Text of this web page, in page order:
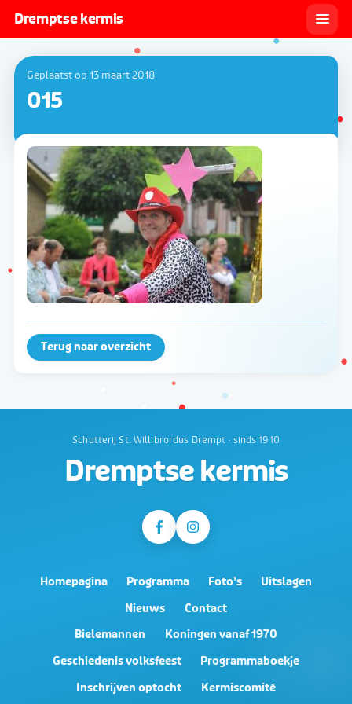
Dremptse kermis
Geplaatst op 13 maart 2018
015
Terug naar overzicht
Schutterij St. Willibrordus Drempt · sinds 1910
Dremptse kermis
Homepagina Programma Foto’s
Uitslagen
Nieuws
Contact
Bielemannen
Koningen vanaf 1970
Geschiedenis volksfeest
Programmaboekje
Inschrijven optocht
Kermiscomité